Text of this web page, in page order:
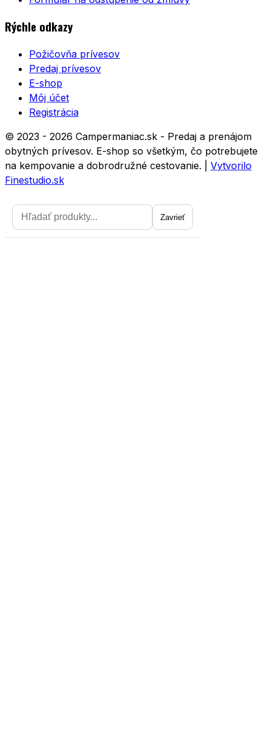
Rýchle odkazy
Požičovňa prívesov
Predaj prívesov
E-shop
Môj účet
Registrácia
© 2023 - 2026 Campermaniac.sk - Predaj a prenájom
obytných prívesov. E-shop so všetkým, čo potrebujete
na kempovanie a dobrodružné cestovanie.
Vytvorilo
Finestudio.sk
Zavrieť
Zavrieť